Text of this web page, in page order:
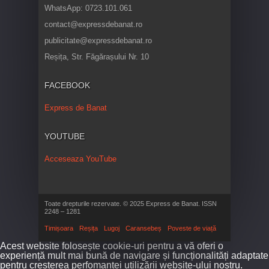
WhatsApp: 0723.101.061
contact@expressdebanat.ro
publicitate@expressdebanat.ro
Reșița, Str. Făgărașului Nr. 10
FACEBOOK
Express de Banat
YOUTUBE
Acceseaza YouTube
Toate drepturile rezervate. © 2025 Express de Banat. ISSN
2248 – 1281
Timișoara Reșița Lugoj Caransebeș Poveste de viață
Acest website folosește cookie-uri pentru a vă oferi o
experiență mult mai bună de navigare și funcționalități adaptate
pentru creșterea perfomanței utilizării website-ului nostru.